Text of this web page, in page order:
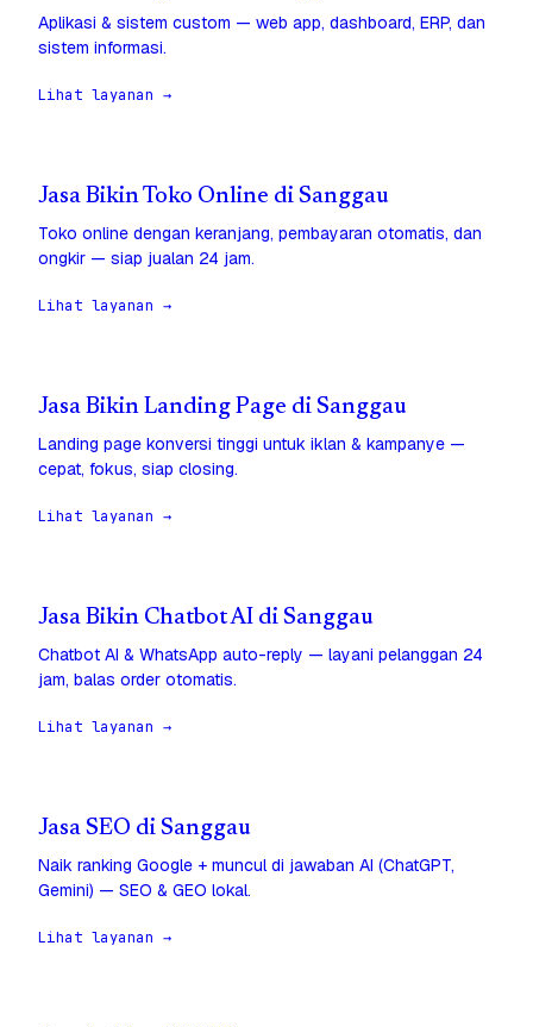
Aplikasi & sistem custom — web app, dashboard, ERP, dan
sistem informasi.
Lihat layanan →
Jasa Bikin Toko Online di Sanggau
Toko online dengan keranjang, pembayaran otomatis, dan
ongkir — siap jualan 24 jam.
Lihat layanan →
Jasa Bikin Landing Page di Sanggau
Landing page konversi tinggi untuk iklan & kampanye —
cepat, fokus, siap closing.
Lihat layanan →
Jasa Bikin Chatbot AI di Sanggau
Chatbot AI & WhatsApp auto-reply — layani pelanggan 24
jam, balas order otomatis.
Lihat layanan →
Jasa SEO di Sanggau
Naik ranking Google + muncul di jawaban AI (ChatGPT,
Gemini) — SEO & GEO lokal.
Lihat layanan →